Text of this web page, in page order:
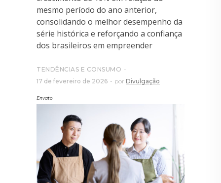
mesmo período do ano anterior,
consolidando o melhor desempenho da
série histórica e reforçando a confiança
dos brasileiros em empreender
TENDÊNCIAS E CONSUMO
17 de fevereiro de 2026
por Divulgação
Envato